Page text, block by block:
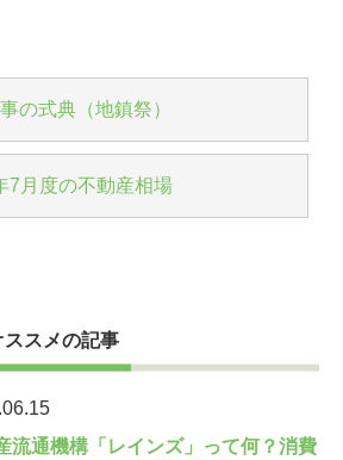
の式典（地鎮祭）
7月度の不動産相場
スメの記事
流通機構「レインズ」って何？消費